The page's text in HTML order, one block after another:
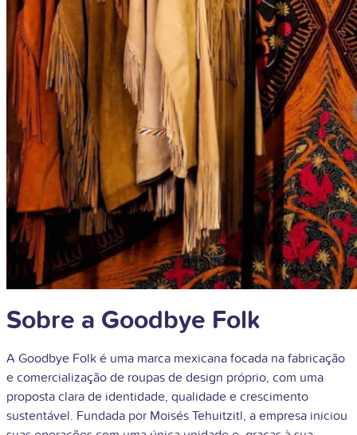
Sobre a Goodbye Folk
A Goodbye Folk é uma marca mexicana focada na fabricação
e comercialização de roupas de design próprio, com uma
proposta clara de identidade, qualidade e crescimento
sustentável. Fundada por Moisés Tehuitzitl, a empresa iniciou